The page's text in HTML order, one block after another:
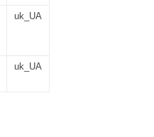
uk_UA
uk_UA